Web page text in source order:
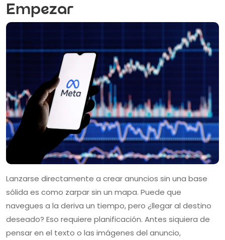
Empezar
Lanzarse directamente a crear anuncios sin una base
sólida es como zarpar sin un mapa. Puede que
navegues a la deriva un tiempo, pero ¿llegar al destino
deseado? Eso requiere planificación. Antes siquiera de
pensar en el texto o las imágenes del anuncio,